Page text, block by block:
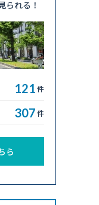
られる！
121件
307件
ら